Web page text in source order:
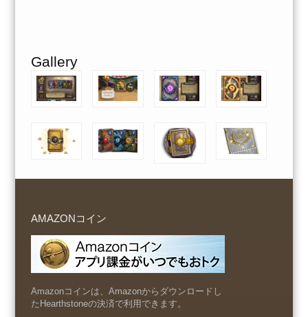
Gallery
AMAZONコイン
Amazonコインは、Amazonからダウンロードし
たHearthstoneの決済で利用できます。